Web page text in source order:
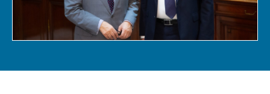
Se connecter
Nous soutenir